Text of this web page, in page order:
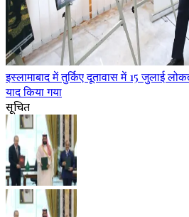
इस्लामाबाद में तुर्किए दूतावास में 15 जुलाई
याद किया गया
सूचित